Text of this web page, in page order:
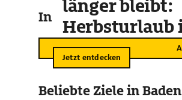
In der Umgebung
länger bleibt:
Herbsturlaub
Jetzt entdecken
Beliebte Ziele in